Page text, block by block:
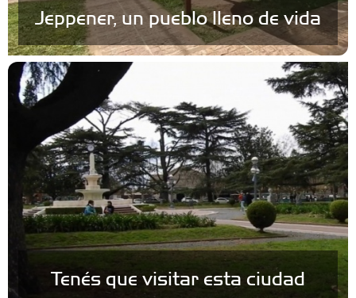
Jeppener, un pueblo lleno de vida
Tenés que visitar esta ciudad